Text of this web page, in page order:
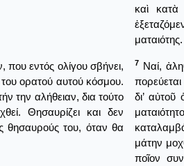
καὶ
ματαιότης.
που εντός ολίγου σβήνει,
ορατού αυτού κόσμου.
την αλήθειαν, δια τούτο
Θησαυρίζει και δεν
θησαυρούς του, όταν θα
7 Ναί,
δι’
μάτην
ποῖον